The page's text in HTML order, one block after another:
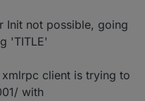
der CCU3 auch im
Topic versucht, einzulesen:
Instanz installiert, aber
etwas falsch, aber was?
oder bitte
Init not possible, going
'TITLE'
client is trying to
with